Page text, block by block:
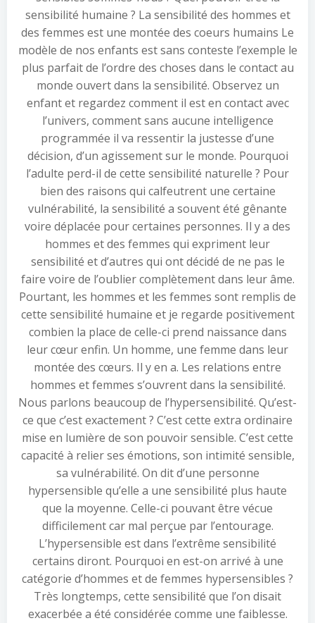
sensibilité humaine ? La sensibilité des hommes et
des femmes est une montée des coeurs humains Le
modèle de nos enfants est sans conteste l’exemple le
plus parfait de l’ordre des choses dans le contact au
monde ouvert dans la sensibilité. Observez un
enfant et regardez comment il est en contact avec
l’univers, comment sans aucune intelligence
programmée il va ressentir la justesse d’une
décision, d’un agissement sur le monde. Pourquoi
l’adulte perd-il de cette sensibilité naturelle ? Pour
bien des raisons qui calfeutrent une certaine
vulnérabilité, la sensibilité a souvent été gênante
voire déplacée pour certaines personnes. Il y a des
hommes et des femmes qui expriment leur
sensibilité et d’autres qui ont décidé de ne pas le
faire voire de l’oublier complètement dans leur âme.
Pourtant, les hommes et les femmes sont remplis de
cette sensibilité humaine et je regarde positivement
combien la place de celle-ci prend naissance dans
leur cœur enfin. Un homme, une femme dans leur
montée des cœurs. Il y en a. Les relations entre
hommes et femmes s’ouvrent dans la sensibilité.
Nous parlons beaucoup de l’hypersensibilité. Qu’est-
ce que c’est exactement ? C’est cette extra ordinaire
mise en lumière de son pouvoir sensible. C’est cette
capacité à relier ses émotions, son intimité sensible,
sa vulnérabilité. On dit d’une personne
hypersensible qu’elle a une sensibilité plus haute
que la moyenne. Celle-ci pouvant être vécue
difficilement car mal perçue par l’entourage.
L’hypersensible est dans l’extrême sensibilité
certains diront. Pourquoi en est-on arrivé à une
catégorie d’hommes et de femmes hypersensibles ?
Très longtemps, cette sensibilité que l’on disait
exacerbée a été considérée comme une faiblesse.